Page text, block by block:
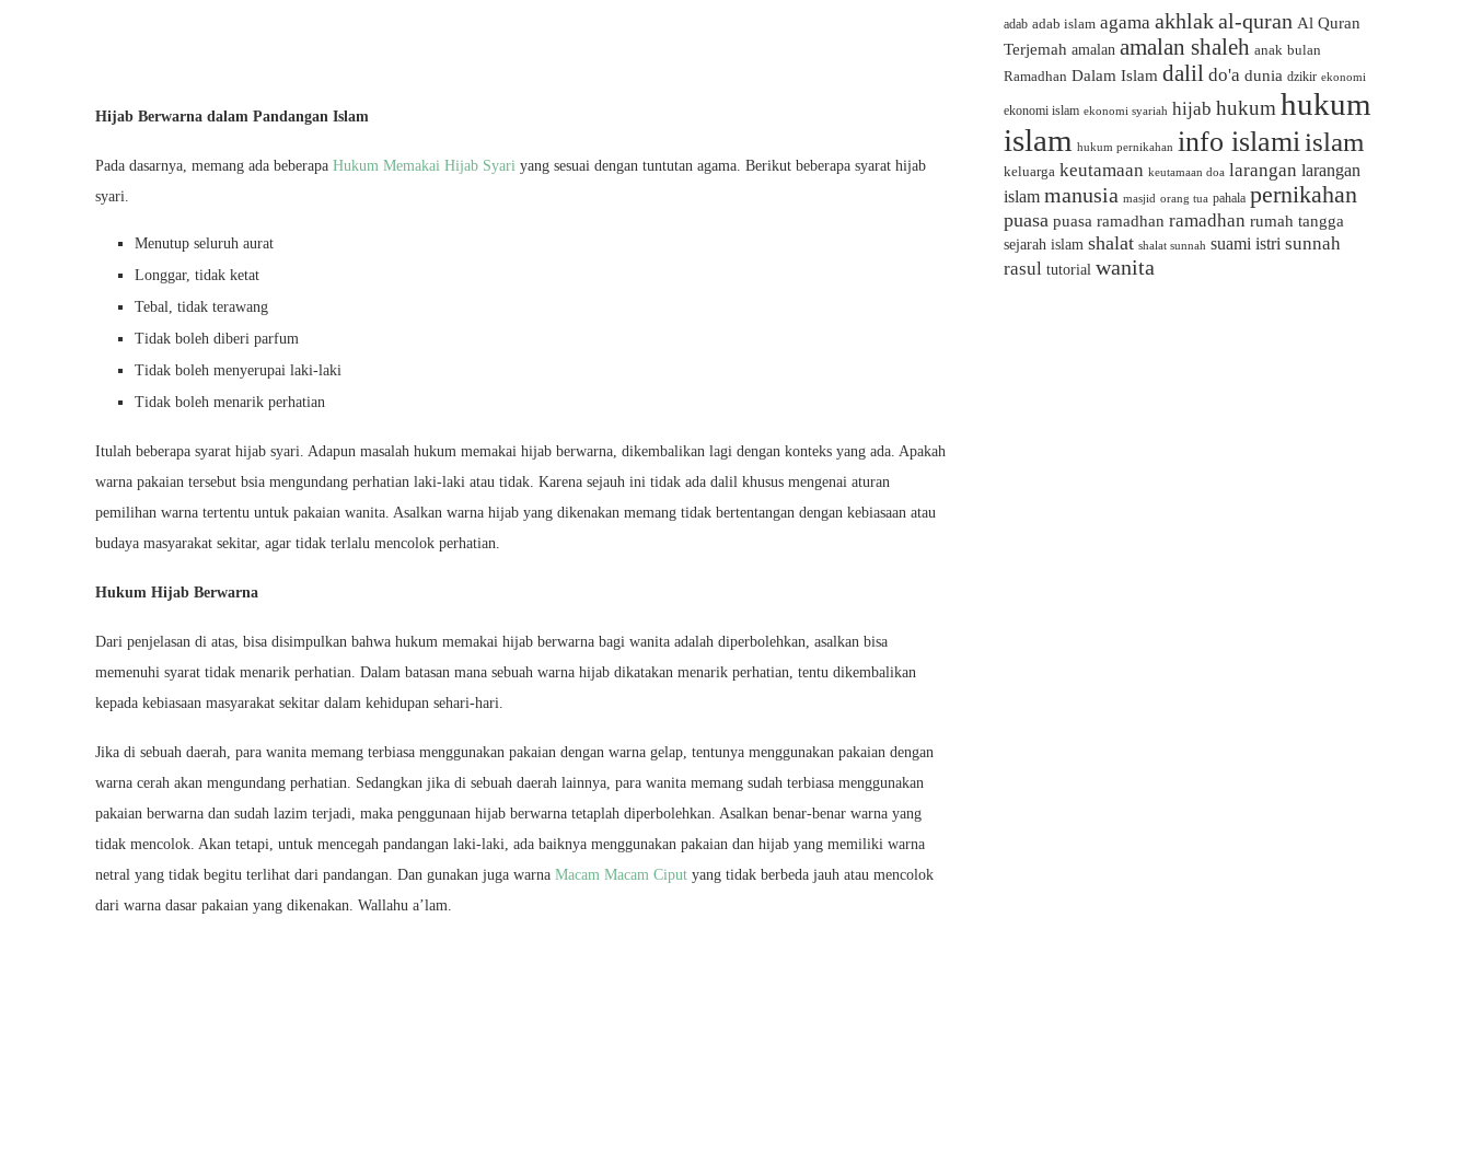
Hijab Berwarna dalam Pandangan Islam
Pada dasarnya, memang ada beberapa Hukum Memakai Hijab Syari yang sesuai dengan tuntutan agama. Berikut beberapa syarat hijab
syari.
Menutup seluruh aurat
Longgar, tidak ketat
Tebal, tidak terawang
Tidak boleh diberi parfum
Tidak boleh menyerupai laki-laki
Tidak boleh menarik perhatian
Itulah beberapa syarat hijab syari. Adapun masalah hukum memakai hijab berwarna, dikembalikan lagi dengan konteks yang ada. Apakah
warna pakaian tersebut bsia mengundang perhatian laki-laki atau tidak. Karena sejauh ini tidak ada dalil khusus mengenai aturan
pemilihan warna tertentu untuk pakaian wanita. Asalkan warna hijab yang dikenakan memang tidak bertentangan dengan kebiasaan atau
budaya masyarakat sekitar, agar tidak terlalu mencolok perhatian.
Hukum Hijab Berwarna
Dari penjelasan di atas, bisa disimpulkan bahwa hukum memakai hijab berwarna bagi wanita adalah diperbolehkan, asalkan bisa
memenuhi syarat tidak menarik perhatian. Dalam batasan mana sebuah warna hijab dikatakan menarik perhatian, tentu dikembalikan
kepada kebiasaan masyarakat sekitar dalam kehidupan sehari-hari.
Jika di sebuah daerah, para wanita memang terbiasa menggunakan pakaian dengan warna gelap, tentunya menggunakan pakaian dengan
warna cerah akan mengundang perhatian. Sedangkan jika di sebuah daerah lainnya, para wanita memang sudah terbiasa menggunakan
pakaian berwarna dan sudah lazim terjadi, maka penggunaan hijab berwarna tetaplah diperbolehkan. Asalkan benar-benar warna yang
tidak mencolok. Akan tetapi, untuk mencegah pandangan laki-laki, ada baiknya menggunakan pakaian dan hijab yang memiliki warna
netral yang tidak begitu terlihat dari pandangan. Dan gunakan juga warna Macam Macam Ciput yang tidak berbeda jauh atau mencolok
dari warna dasar pakaian yang dikenakan. Wallahu a’lam.
adab adab islam agama akhlakal-quran Al Quran
Terjemah amalan amalan shaleh anak bulan
Ramadhan Dalam Islam dalil do'a dunia dzikir ekonomi
ekonomi islam ekonomi syariah hijab hukum hukum
islam hukum pernikahan info islamiislam
keluarga keutamaan keutamaan doa larangan larangan
islam manusia masjid orang tua pahala pernikahan
puasa puasa ramadhan ramadhan rumah tangga
sejarah islam shalat shalat sunnah suami istri sunnah
rasul tutorial wanita